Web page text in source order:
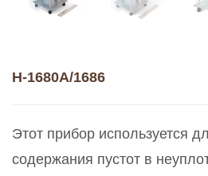
H-1680A/1686
Этот прибор используется
содержания пустот в